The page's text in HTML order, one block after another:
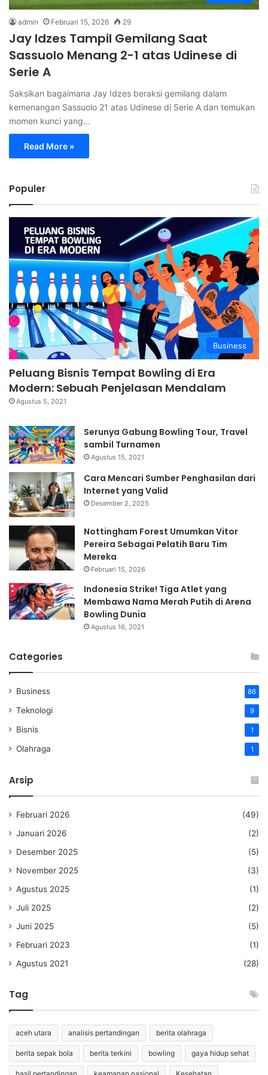
admin Februari 15, 2026 29
Jay Idzes Tampil Gemilang Saat
Sassuolo Menang 2-1 atas Udinese di
Serie A
Saksikan bagaimana Jay Idzes beraksi gemilang dalam
kemenangan Sassuolo 21 atas Udinese di Serie A dan temukan
momen kunci yang…
Read More »
Populer
Business
Peluang Bisnis Tempat Bowling di Era
Modern: Sebuah Penjelasan Mendalam
Agustus 5, 2021
Serunya Gabung Bowling Tour, Travel
sambil Turnamen
Agustus 15, 2021
Cara Mencari Sumber Penghasilan dari
Internet yang Valid
Desember 2, 2025
Nottingham Forest Umumkan Vitor
Pereira Sebagai Pelatih Baru Tim
Mereka
Februari 15, 2026
Indonesia Strike! Tiga Atlet yang
Membawa Nama Merah Putih di Arena
Bowling Dunia
Agustus 16, 2021
Categories
Business 86
Teknologi 9
Bisnis 1
Olahraga 1
Arsip
Februari 2026
(49)
Januari 2026
(2)
Desember 2025
(5)
November 2025
(3)
Agustus 2025
(1)
Juli 2025
(2)
Juni 2025
(5)
Februari 2023
(1)
Agustus 2021
(28)
Tag
aceh utara analisis pertandingan berita olahraga
berita sepak bola berita terkini bowling gaya hidup sehat